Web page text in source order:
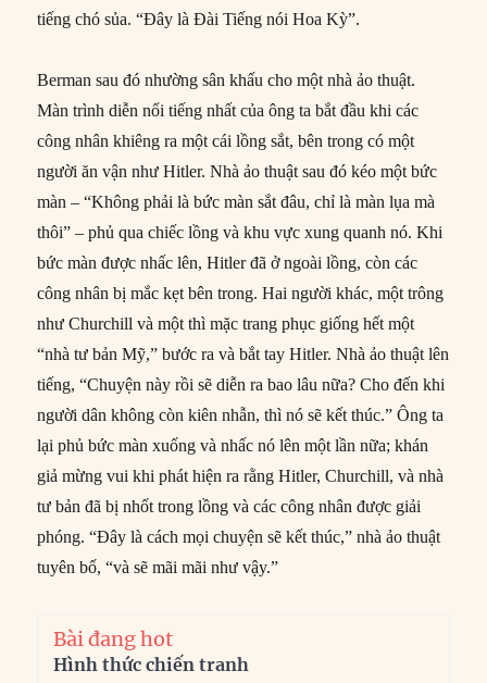
tiếng chó sủa. “Đây là Đài Tiếng nói Hoa Kỳ”.
Berman sau đó nhường sân khấu cho một nhà ảo thuật.
Màn trình diễn nổi tiếng nhất của ông ta bắt đầu khi các
công nhân khiêng ra một cái lồng sắt, bên trong có một
người ăn vận như Hitler. Nhà ảo thuật sau đó kéo một bức
màn – “Không phải là bức màn sắt đâu, chỉ là màn lụa mà
thôi” – phủ qua chiếc lồng và khu vực xung quanh nó. Khi
bức màn được nhấc lên, Hitler đã ở ngoài lồng, còn các
công nhân bị mắc kẹt bên trong. Hai người khác, một trông
như Churchill và một thì mặc trang phục giống hết một
“nhà tư bản Mỹ,” bước ra và bắt tay Hitler. Nhà ảo thuật lên
tiếng, “Chuyện này rồi sẽ diễn ra bao lâu nữa? Cho đến khi
người dân không còn kiên nhẫn, thì nó sẽ kết thúc.” Ông ta
lại phủ bức màn xuống và nhấc nó lên một lần nữa; khán
giả mừng vui khi phát hiện ra rằng Hitler, Churchill, và nhà
tư bản đã bị nhốt trong lồng và các công nhân được giải
phóng. “Đây là cách mọi chuyện sẽ kết thúc,” nhà ảo thuật
tuyên bố, “và sẽ mãi mãi như vậy.”
Bài đang hot
Hình thức chiến tranh